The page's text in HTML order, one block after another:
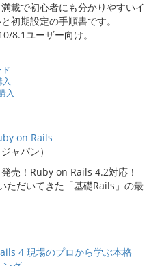
載で初心者にも分かりやすいイ
初期設定の手順書です。
8.1ユーザー向け。
入
on Rails
ャパン）
売！Ruby on Rails 4.2対応！
ただいてきた「基礎Rails」の最
4 現場のプロから学ぶ本格